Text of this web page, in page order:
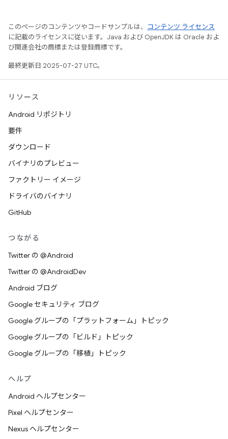
このページのコンテンツやコードサンプルは、
コンテンツ ライセンス
に記載のライセンスに従います。Java および OpenJDK は Oracle およ
び関連会社の商標または登録商標です。
最終更新日 2025-07-27 UTC。
リソース
Android リポジトリ
要件
ダウンロード
バイナリのプレビュー
ファクトリー イメージ
ドライバのバイナリ
GitHub
つながる
Twitter の @Android
Twitter の @AndroidDev
Android ブログ
Google セキュリティ ブログ
Google グループの「プラットフォーム」トピック
Google グループの「ビルド」トピック
Google グループの「移植」トピック
ヘルプ
Android ヘルプセンター
Pixel ヘルプセンター
Nexus ヘルプセンター